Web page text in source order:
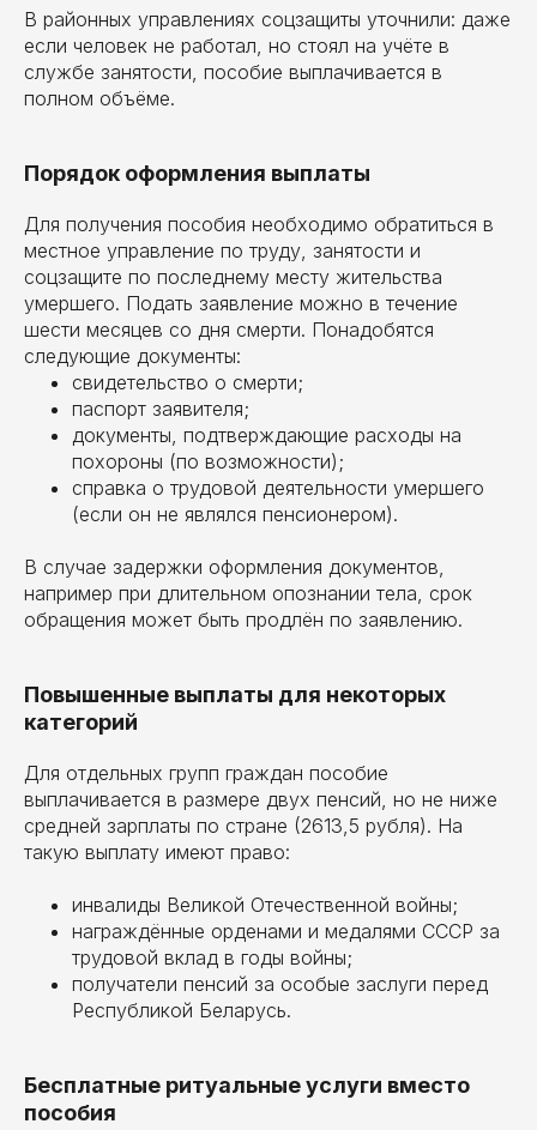
В районных управлениях соцзащиты уточнили: даже
если человек не работал, но стоял на учёте в
службе занятости, пособие выплачивается в
полном объёме.
Порядок оформления выплаты
Для получения пособия необходимо обратиться в
местное управление по труду, занятости и
соцзащите по последнему месту жительства
умершего. Подать заявление можно в течение
шести месяцев со дня смерти. Понадобятся
следующие документы:
свидетельство о смерти;
паспорт заявителя;
документы, подтверждающие расходы на
похороны (по возможности);
справка о трудовой деятельности умершего
(если он не являлся пенсионером).
В случае задержки оформления документов,
например при длительном опознании тела, срок
обращения может быть продлён по заявлению.
Повышенные выплаты для некоторых
категорий
Для отдельных групп граждан пособие
выплачивается в размере двух пенсий, но не ниже
средней зарплаты по стране (2613,5 рубля). На
такую выплату имеют право:
инвалиды Великой Отечественной войны;
награждённые орденами и медалями СССР за
трудовой вклад в годы войны;
получатели пенсий за особые заслуги перед
Республикой Беларусь.
Бесплатные ритуальные услуги вместо
пособия